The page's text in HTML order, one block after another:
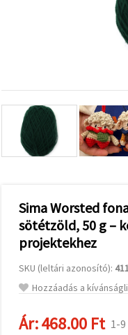
a
valamint
relevánsabb
tartalmat
hirdetéseket
analitikai és
marketingpartnereink
segítségével
Az "Összes
elfogadása"
gombra
kattintva
elfogadhatja
sütit, vagy
Sima Worsted
sötétzöld, 50 g –
projektekhez
SKU (leltári azonosító):
Hozzáadás a
Ár:468.00 Ft 1-